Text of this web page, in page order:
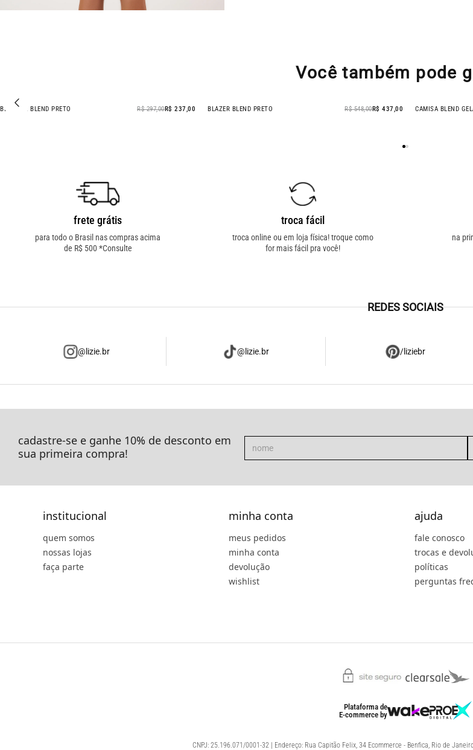
Você também pode
- 20% OFF
BERMUDA BLEND PRETO R$ 297,00R$ 237,00 - 20% OFF
BLAZER BLEND PRETO R$ 548,00R$ 437,00 - 9% OFF
CAMISA BLEND
frete grátis
para todo o Brasil nas compras acima
de R$ 500 *Consulte
troca fácil
troca online ou em loja física! troque como
for mais fácil pra você!
na
REDES SOCIAIS
@lizie.br @lizie.br /liziebr
cadastre-se e ganhe 10% de desconto em
sua primeira compra!
institucional
quem somos
nossas lojas
faça parte
minha conta
meus pedidos
minha conta
devolução
wishlist
ajuda
fale conosco
trocas e
políticas
perguntas
Plataforma de
E-commerce by
CNPJ: 25.196.071/0001-32 | Endereço: Rua Capitão Felix, 34 Ecommerce - Benfica, Rio de